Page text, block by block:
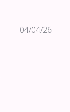
04/04/26